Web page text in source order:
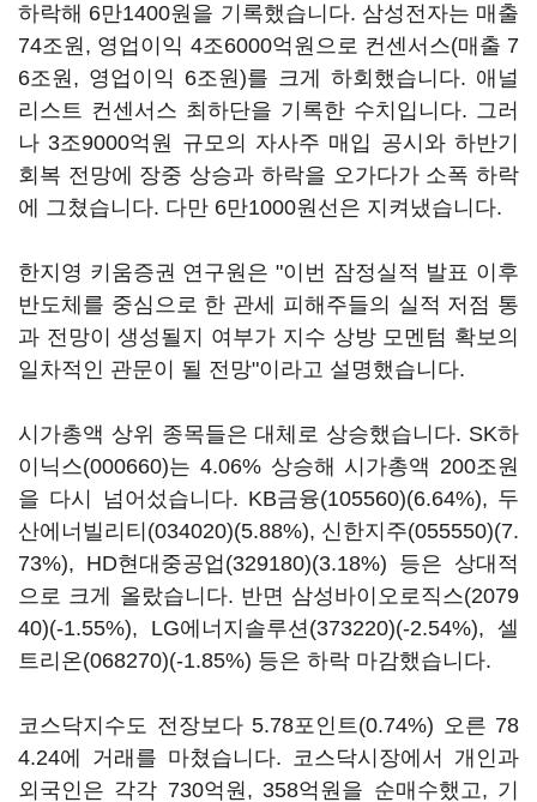
하락해 6만1400원을 기록했습니다. 삼성전자는 매출
74조원, 영업이익 4조6000억원으로 컨센서스(매출 7
6조원, 영업이익 6조원)를 크게 하회했습니다. 애널
리스트 컨센서스 최하단을 기록한 수치입니다. 그러
나 3조9000억원 규모의 자사주 매입 공시와 하반기
회복 전망에 장중 상승과 하락을 오가다가 소폭 하락
에 그쳤습니다. 다만 6만1000원선은 지켜냈습니다.
한지영 키움증권 연구원은 "이번 잠정실적 발표 이후
반도체를 중심으로 한 관세 피해주들의 실적 저점 통
과 전망이 생성될지 여부가 지수 상방 모멘텀 확보의
일차적인 관문이 될 전망"이라고 설명했습니다.
시가총액 상위 종목들은 대체로 상승했습니다. SK하
이닉스(000660)는 4.06% 상승해 시가총액 200조원
을 다시 넘어섰습니다. KB금융(105560)(6.64%), 두
산에너빌리티(034020)(5.88%), 신한지주(055550)(7.
73%), HD현대중공업(329180)(3.18%) 등은 상대적
으로 크게 올랐습니다. 반면 삼성바이오로직스(2079
40)(-1.55%), LG에너지솔루션(373220)(-2.54%), 셀
트리온(068270)(-1.85%) 등은 하락 마감했습니다.
코스닥지수도 전장보다 5.78포인트(0.74%) 오른 78
4.24에 거래를 마쳤습니다. 코스닥시장에서 개인과
외국인은 각각 730억원, 358억원을 순매수했고, 기